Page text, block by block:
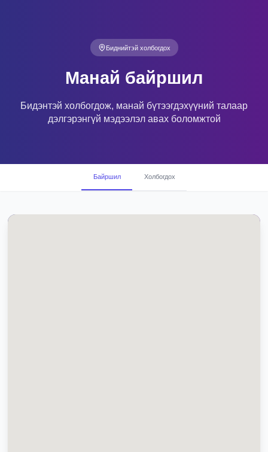
Биднийтэй холбогдох
Манай байршил
Бидэнтэй холбогдож, манай бүтээгдэхүүний талаар
дэлгэрэнгүй мэдээлэл авах боломжтой
Байршил Холбогдох